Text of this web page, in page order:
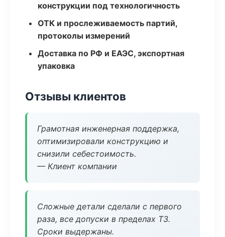
конструкции под технологичность
ОТК и прослеживаемость партий,
протоколы измерений
Доставка по РФ и ЕАЭС, экспортная
упаковка
Отзывы клиентов
Грамотная инженерная поддержка,
оптимизировали конструкцию и
снизили себестоимость.
— Клиент компании
Сложные детали сделали с первого
раза, все допуски в пределах ТЗ.
Сроки выдержаны.